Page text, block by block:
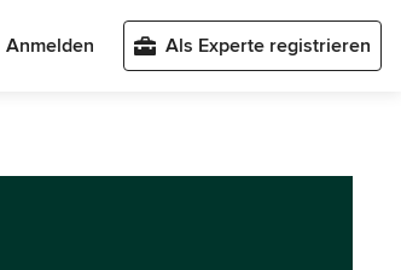
Anmelden Als Experte registrieren